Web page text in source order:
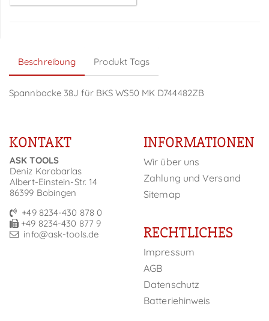
Beschreibung Produkt Tags
Spannbacke 38J für BKS WS50 MK D744482ZB
KONTAKT
ASK TOOLS
Deniz Karabarlas
Albert-Einstein-Str. 14
86399 Bobingen
+49 8234-430 878 0
+49 8234-430 877 9
info@ask-tools.de
INFORMATIONEN
Wir über uns
Zahlung und Versand
Sitemap
RECHTLICHES
Impressum
AGB
Datenschutz
Batteriehinweis